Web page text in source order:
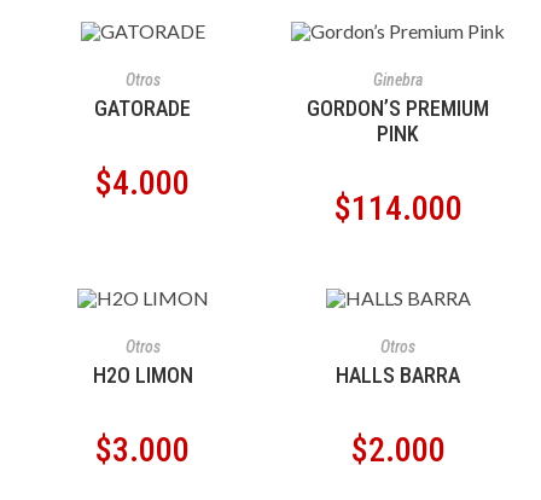
Otros
GATORADE
$4.000
Ginebra
GORDON’S PREMIUM
PINK
$114.000
Otros
H2O LIMON
$3.000
Otros
HALLS BARRA
$2.000